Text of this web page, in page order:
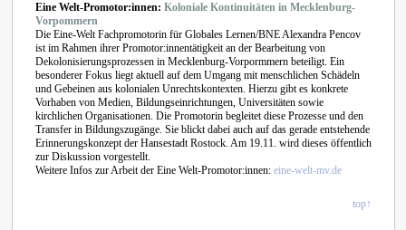
Eine Welt-Promotor:innen: Koloniale Kontinuitäten in Mecklenburg-
Vorpommern
Die Eine-Welt Fachpromotorin für Globales Lernen/BNE Alexandra Pencov
ist im Rahmen ihrer Promotor:innentätigkeit an der Bearbeitung von
Dekolonisierungsprozessen in Mecklenburg-Vorpormmern beteiligt. Ein
besonderer Fokus liegt aktuell auf dem Umgang mit menschlichen Schädeln
und Gebeinen aus kolonialen Unrechtskontexten. Hierzu gibt es konkrete
Vorhaben von Medien, Bildungseinrichtungen, Universitäten sowie
kirchlichen Organisationen. Die Promotorin begleitet diese Prozesse und den
Transfer in Bildungszugänge. Sie blickt dabei auch auf das gerade entstehende
Erinnerungskonzept der Hansestadt Rostock. Am 19.11. wird dieses öffentlich
zur Diskussion vorgestellt.
Weitere Infos zur Arbeit der Eine Welt-Promotor:innen: eine-welt-mv.de
top↑